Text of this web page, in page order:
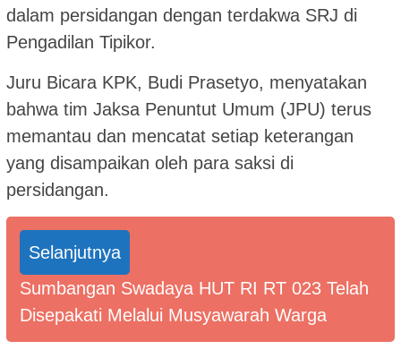
dalam persidangan dengan terdakwa SRJ di
Pengadilan Tipikor.
Juru Bicara KPK, Budi Prasetyo, menyatakan
bahwa tim Jaksa Penuntut Umum (JPU) terus
memantau dan mencatat setiap keterangan
yang disampaikan oleh para saksi di
persidangan.
Selanjutnya
Sumbangan Swadaya HUT RI RT 023 Telah
Disepakati Melalui Musyawarah Warga